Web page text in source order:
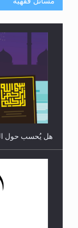
في شعر المسيح
هل يُحسب حول